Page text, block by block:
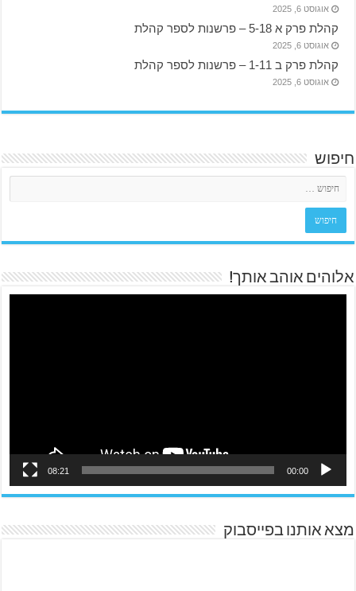
אוגוסט 6, 2025
קהלת פרק א 5-18 – פרשנות לספר קהלת
אוגוסט 6, 2025
קהלת פרק ב 1-11 – פרשנות לספר קהלת
אוגוסט 6, 2025
חיפוש
אלוהים אוהב אותך!
00:00
08:21
מצא אותנו בפייסבוק